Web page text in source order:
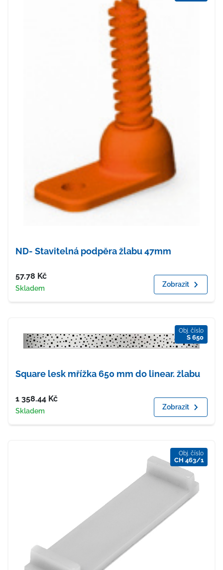
ND- Stavitelná podpěra žlabu 47mm
Cena
57.78 Kč
Dostupnost
Skladem Zobrazit
Obj. číslo
S 650
Square lesk mřížka 650 mm do linear. žlabu
Cena
1 358.44 Kč
Dostupnost
Skladem Zobrazit
Obj. číslo
CH 463/1